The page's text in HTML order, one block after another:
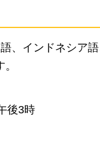
、インドネシア
後3時